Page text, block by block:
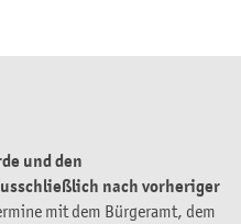
und den
nach vorheriger
mit dem Bürgeramt, dem